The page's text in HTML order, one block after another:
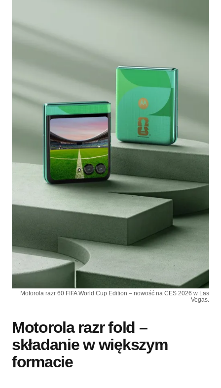
Motorola razr 60 FIFA World Cup Edition – nowość na CES 2026 w Las
Vegas.
Motorola razr fold –
składanie w większym
formacie